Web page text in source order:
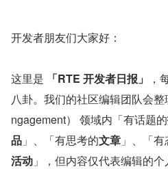
开发者朋友们大家好：
这里是 「RTE 开发者日报」
，
八卦。我们的社区编辑团队会
ngagement） 领域内「有话题的
品 」、「有思考的文章 」、「
活动 」，但内容仅代表编辑的